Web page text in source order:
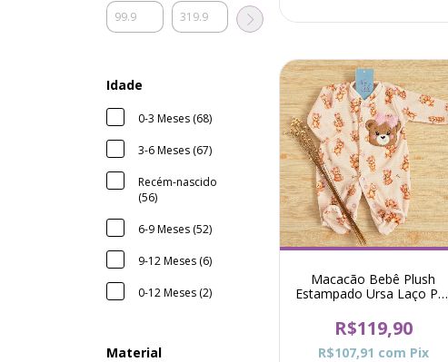
Idade
0-3 Meses (68)
3-6 Meses (67)
Recém-nascido
(56)
6-9 Meses (52)
9-12 Meses (6)
0-12 Meses (2)
Material
Macacão Bebê Plush
Estampado Ursa Laço Pró
R$119,90
R$107,91 com Pix